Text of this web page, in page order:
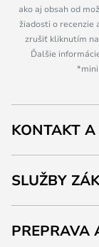
ako aj obsah od
žiadosti o recenzie
zrušiť kliknutím
Ďalšie
KONTAKT
SLUŽBY
PREPRAVA